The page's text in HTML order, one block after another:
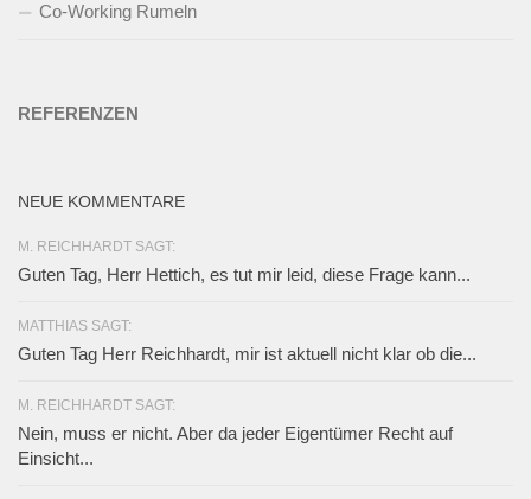
Co-Working Rumeln
REFERENZEN
NEUE KOMMENTARE
M. REICHHARDT SAGT:
Guten Tag, Herr Hettich, es tut mir leid, diese Frage kann...
MATTHIAS SAGT:
Guten Tag Herr Reichhardt, mir ist aktuell nicht klar ob die...
M. REICHHARDT SAGT:
Nein, muss er nicht. Aber da jeder Eigentümer Recht auf
Einsicht...